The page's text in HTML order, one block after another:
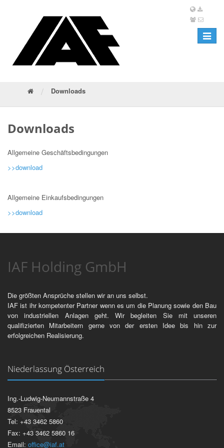
Toggle
/ Downloads
Downloads
Allgemeine Geschäftsbedingungen
>>download
Allgemeine Einkaufsbedingungen
>>download
IAF Holding GmbH
Die größten Ansprüche stellen wir an uns selbst.
IAF ist ihr kompetenter Partner wenn es um die Planung sowie den Bau
von industriellen Anlagen geht. Wir begleiten Sie mit unseren
qualifizierten Mitarbeitern gerne von der ersten Idee bis hin zur
erfolgreichen Realisierung.
Niederlassung Österreich
Ing.-Ludwig-Neumannstraße 4
8523 Frauental
Tel: +43 3462 5860
Fax: +43 3462 5860 16
Email: office@iaf.at